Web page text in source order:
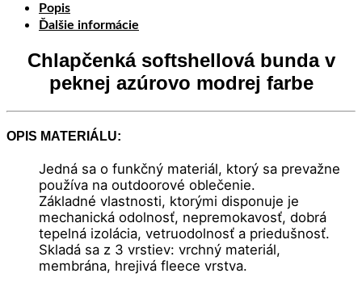
Popis
Ďalšie informácie
Chlapčenká softshellová bunda v
peknej azúrovo modrej farbe
OPIS MATERIÁLU:
Jedná sa o funkčný materiál, ktorý sa prevažne
používa na outdoorové oblečenie.
Základné vlastnosti, ktorými disponuje je
mechanická odolnosť, nepremokavosť, dobrá
tepelná izolácia, vetruodolnosť a priedušnosť.
Skladá sa z 3 vrstiev: vrchný materiál,
membrána, hrejivá fleece vrstva.